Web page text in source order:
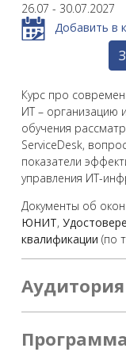
Курс про
ИТ – организацию
обучения
ServiceDesk,
показатели
управления ИТ-
Документы об
ЮНИТ,
квалификации (по
Аудитория
26.07 - 30.07.2027
Добавить в